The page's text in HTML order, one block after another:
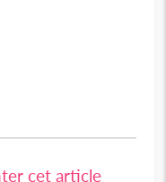
cet article